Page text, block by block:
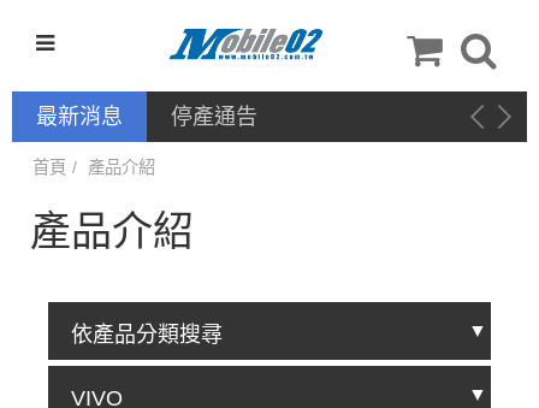
最新消息 停產通告
首頁 產品介紹
產品介紹